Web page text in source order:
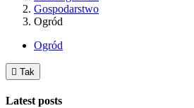
Gospodarstwo
Ogród
Ogród
 Tak
Latest posts